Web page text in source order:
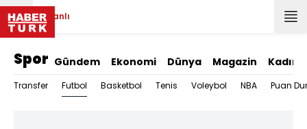
Canlı
Spor Gündem Ekonomi Dünya Magazin Kadın
Transfer Futbol Basketbol Tenis Voleybol NBA Puan